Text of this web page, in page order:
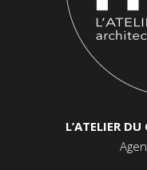
L’ATELIER